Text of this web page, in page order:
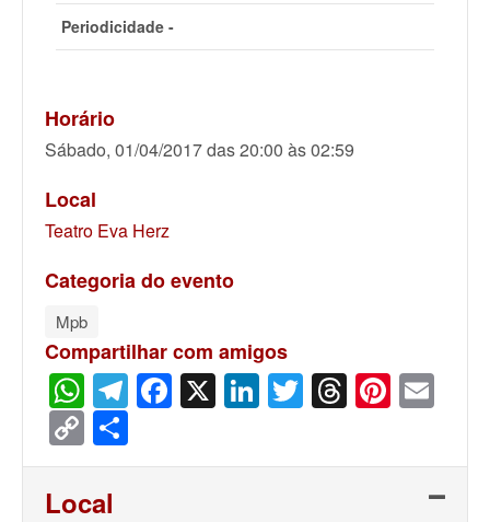
Periodicidade -
Horário
Sábado, 01/04/2017 das 20:00 às 02:59
Local
Teatro Eva Herz
Categoria do evento
Mpb
Compartilhar com amigos
WhatsApp
Telegram
Facebook
X LinkedIn
Twitter
Threads
Copy
Link
Local